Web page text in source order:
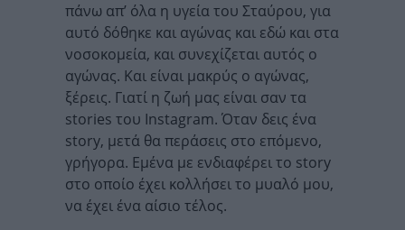
πάνω απ’ όλα η υγεία του Σταύρου, για
αυτό δόθηκε και αγώνας και εδώ και στα
νοσοκομεία, και συνεχίζεται αυτός ο
αγώνας. Και είναι μακρύς ο αγώνας,
ξέρεις. Γιατί η ζωή μας είναι σαν τα
stories του Instagram. Όταν δεις ένα
story, μετά θα περάσεις στο επόμενο,
γρήγορα. Εμένα με ενδιαφέρει το story
στο οποίο έχει κολλήσει το μυαλό μου,
να έχει ένα αίσιο τέλος.